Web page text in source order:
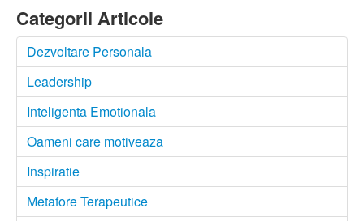
Categorii Articole
Dezvoltare Personala
Leadership
Inteligenta Emotionala
Oameni care motiveaza
Inspiratie
Metafore Terapeutice